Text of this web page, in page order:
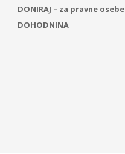
DONIRAJ – za pravne osebe
DOHODNINA